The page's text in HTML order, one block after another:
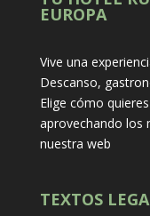
EUROPA
Vive una
Descanso,
Elige cómo
aprovechando los
nuestra web
TEXTOS